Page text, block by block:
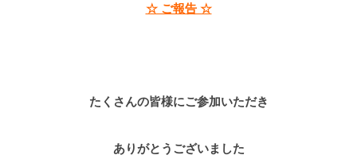
☆ ご報告 ☆
たくさんの皆様にご参加いただき
ありがとうございました